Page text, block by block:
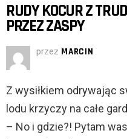
RUDY KOCUR Z
PRZEZ ZASPY
przez MARCIN
Z wysiłkiem odrywając
lodu krzyczy na całe
– No i gdzie?! Pytam